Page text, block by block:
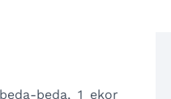
beda, 1 ekor